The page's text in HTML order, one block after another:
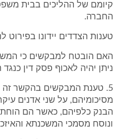
קיומם של ההליכים בבית
החברה.
טענות הצדדים יידונו בפירוט
האם הובטח למבקשים כי
ניתן יהיה לאכוף פסק דין
5. טענת המבקשים בהקשר
מסיכומיהם, על שני אדנים
הבנק כלפיהם, כאשר הם
ונוסח מסמכי המשכנתא